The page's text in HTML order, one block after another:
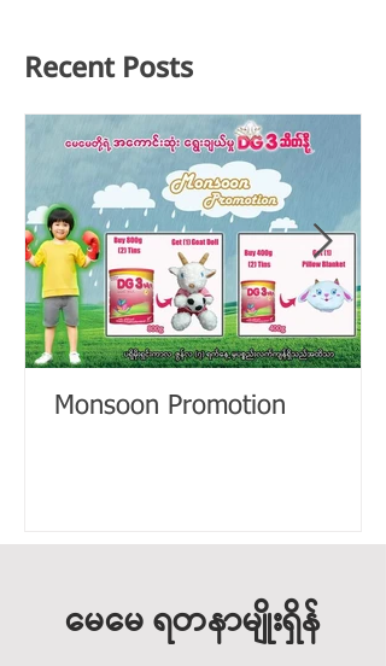
Recent Posts
Monsoon Promotion
မေမေ ရတနာမျိုးရှိန်